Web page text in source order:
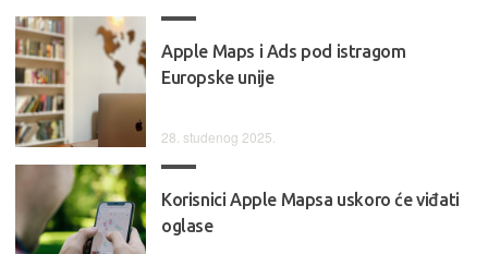
Apple Maps i Ads pod istragom
Europske unije
28. studenog 2025.
Korisnici Apple Mapsa uskoro će viđati
oglase